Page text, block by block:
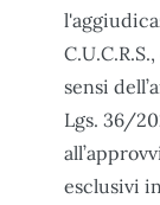
sensi
Lgs. 36/
esclusivi